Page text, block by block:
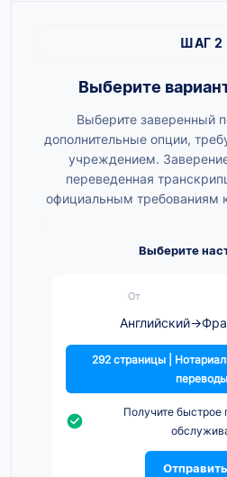
ШАГ 2
Выберите
Выберите заверенный
дополнительные опции,
учреждением.
переведенная
официальным требованиям
Выберите
От
Английский→
292 страницы |
переводы
Получите быстрое